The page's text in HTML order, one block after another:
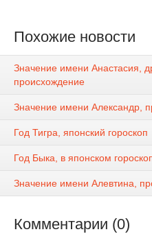
Похожие новости
Значение имени Анастасия,
происхождение
Значение имени Александр,
Год Тигра, японский гороскоп
Год Быка, в японском
Значение имени Алевтина,
Комментарии (0)